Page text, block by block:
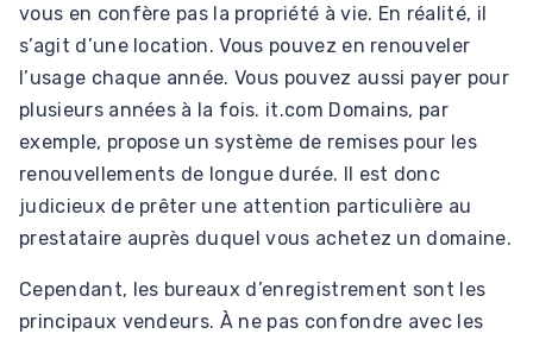
vous en confère pas la propriété à vie. En réalité, il
s’agit d’une location. Vous pouvez en renouveler
l’usage chaque année. Vous pouvez aussi payer pour
plusieurs années à la fois. it.com Domains, par
exemple, propose un système de remises pour les
renouvellements de longue durée. Il est donc
judicieux de prêter une attention particulière au
prestataire auprès duquel vous achetez un domaine.
Cependant, les bureaux d’enregistrement sont les
principaux vendeurs. À ne pas confondre avec les